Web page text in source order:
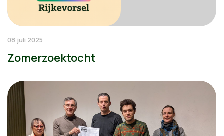
08 juli 2025
Zomerzoektocht